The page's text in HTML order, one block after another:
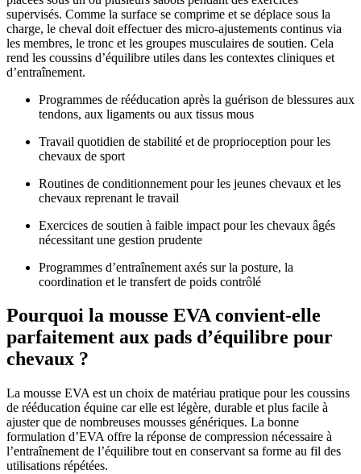
supervisés. Comme la surface se comprime et se déplace sous la
charge, le cheval doit effectuer des micro-ajustements continus via
les membres, le tronc et les groupes musculaires de soutien. Cela
rend les coussins d’équilibre utiles dans les contextes cliniques et
d’entraînement.
Programmes de rééducation après la guérison de blessures aux
tendons, aux ligaments ou aux tissus mous
Travail quotidien de stabilité et de proprioception pour les
chevaux de sport
Routines de conditionnement pour les jeunes chevaux et les
chevaux reprenant le travail
Exercices de soutien à faible impact pour les chevaux âgés
nécessitant une gestion prudente
Programmes d’entraînement axés sur la posture, la
coordination et le transfert de poids contrôlé
Pourquoi la mousse EVA convient-elle
parfaitement aux pads d’équilibre pour
chevaux ?
La mousse EVA est un choix de matériau pratique pour les coussins
de rééducation équine car elle est légère, durable et plus facile à
ajuster que de nombreuses mousses génériques. La bonne
formulation d’EVA offre la réponse de compression nécessaire à
l’entraînement de l’équilibre tout en conservant sa forme au fil des
utilisations répétées.